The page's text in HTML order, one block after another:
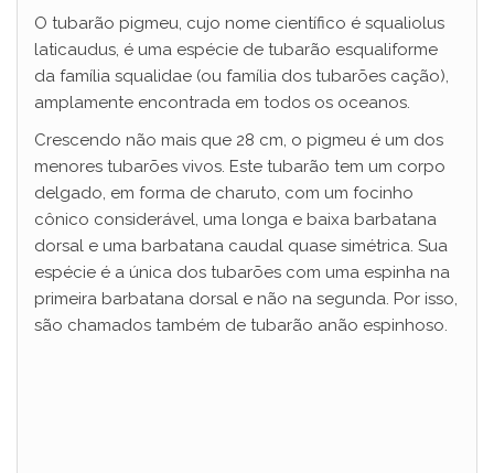
O tubarão pigmeu, cujo nome científico é squaliolus
laticaudus, é uma espécie de tubarão esqualiforme
da família squalidae (ou família dos tubarões cação),
amplamente encontrada em todos os oceanos.
Crescendo não mais que 28 cm, o pigmeu é um dos
menores tubarões vivos. Este tubarão tem um corpo
delgado, em forma de charuto, com um focinho
cônico considerável, uma longa e baixa barbatana
dorsal e uma barbatana caudal quase simétrica. Sua
espécie é a única dos tubarões com uma espinha na
primeira barbatana dorsal e não na segunda. Por isso,
são chamados também de tubarão anão espinhoso.